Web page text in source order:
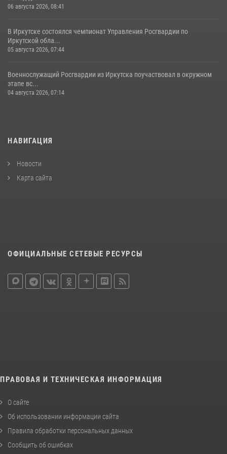
06 августа 2026, 08:41
В Иркутске состоялся чемпионат Управления Росгвардии по
Иркутской обла...
05 августа 2026, 07:44
Военнослужащий Росгвардии из Иркутска поучаствовал в окружном
этапе вс...
04 августа 2026, 07:14
НАВИГАЦИЯ
Новости
Карта сайта
ОФИЦИАЛЬНЫЕ СЕТЕВЫЕ РЕСУРСЫ
ПРАВОВАЯ И ТЕХНИЧЕСКАЯ ИНФОРМАЦИЯ
О сайте
Об использовании информации сайта
Правила обработки персональных данных
Сообщить об ошибках